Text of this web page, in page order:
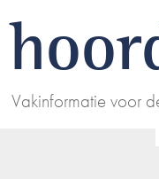
Vakinformatie voor